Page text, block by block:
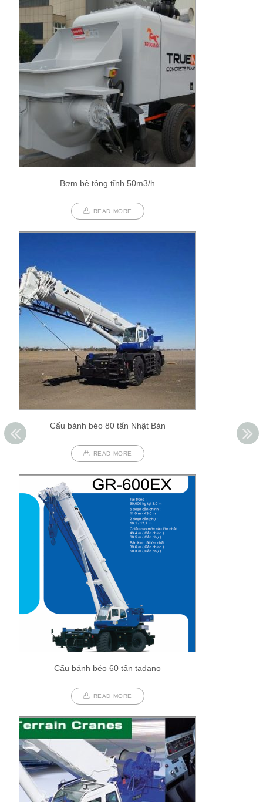
Bơm bê tông tĩnh 50m3/h
READ MORE
Cẩu bánh béo 80 tấn Nhật Bản
READ MORE
Cẩu bánh béo 60 tấn tadano
READ MORE